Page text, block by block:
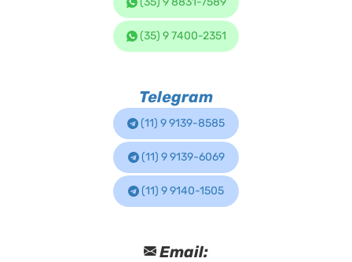
(35) 9 7400-2351
Telegram
(11) 9 9139-8585
(11) 9 9139-6069
(11) 9 9140-1505
Email: